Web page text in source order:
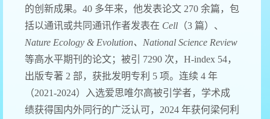
的创新成果。40 多年来，他发表论文 270 余篇，包
括以通讯或共同通讯作者发表在 Cell （3 篇）、
Nature Ecology & Evolution、National Science Review
等高水平期刊的论文；被引 7290 次，H-index 54，
出版专著 2 部，获批发明专利 5 项。连续 4 年
（2021-2024）入选爱思唯尔高被引学者，学术成
绩获得国内外同行的广泛认可，2024 年获何梁何利